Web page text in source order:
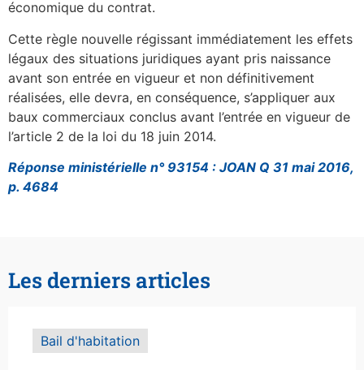
économique du contrat.
Cette règle nouvelle régissant immédiatement les effets
légaux des situations juridiques ayant pris naissance
avant son entrée en vigueur et non définitivement
réalisées, elle devra, en conséquence, s’appliquer aux
baux commerciaux conclus avant l’entrée en vigueur de
l’article 2 de la loi du 18 juin 2014.
Réponse ministérielle n° 93154 : JOAN Q 31 mai 2016,
p. 4684
Les derniers articles
Bail d'habitation